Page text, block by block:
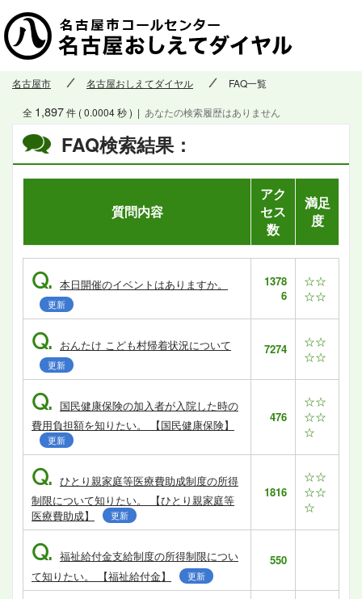
名古屋市 名古屋おしえてダイヤル FAQ一覧
FAQ検索結果：
全 1,897件 ( 0.0004 秒 ) | あなたの検索履歴はありません
質問内容
アク
セス
数
満足
度
Q. 本日開催のイベントはありますか。
更新
1378
6
☆☆
☆☆
Q. おんたけ こども村帰着状況について
更新
7274
☆☆
☆☆
Q. 国民健康保険の加入者が入院した時の
費用負担額を知りたい。 【国民健康保険】
更新
476
☆☆
☆☆
☆
Q. ひとり親家庭等医療費助成制度の所得
制限について知りたい。 【ひとり親家庭等
医療費助成】
更新
1816
☆☆
☆☆
☆
Q. 福祉給付金支給制度の所得制限につい
て知りたい。 【福祉給付金】
更新
550